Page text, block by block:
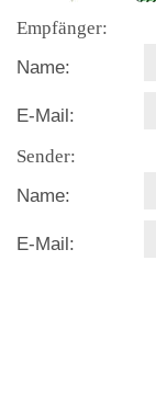
Empfänger:
Name:
E-Mail:
Sender:
Name:
E-Mail: